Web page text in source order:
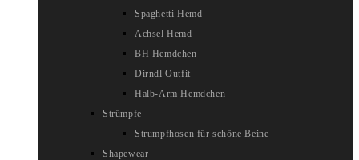
Spaghetti Hemd
Achsel Hemd
BH Hemdchen
Dirndl Outfit
Halb-Arm Hemdchen
Strümpfe
Strumpfhosen für schöne Beine
Shapewear